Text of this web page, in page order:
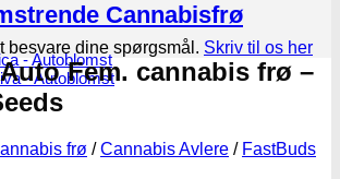
Cannabisfrø
- Autoblomst
- Autoblomst
besvare dine spørgsmål. Skriv til os her
Fem. cannabis frø –
frø / Cannabis Avlere / FastBuds